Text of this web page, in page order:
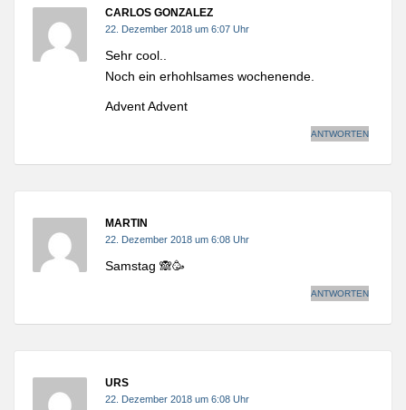
CARLOS GONZALEZ
22. Dezember 2018 um 6:07 Uhr
Sehr cool..
Noch ein erhohlsames wochenende.
Advent Advent
ANTWORTEN
MARTIN
22. Dezember 2018 um 6:08 Uhr
Samstag 🙈🥳
ANTWORTEN
URS
22. Dezember 2018 um 6:08 Uhr